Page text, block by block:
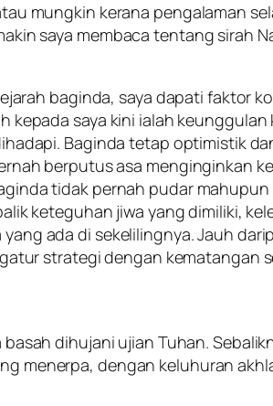
mungkin kerana pengalaman
saya membaca tentang sirah
baginda, saya dapati faktor
saya kini ialah keunggulan
Baginda tetap optimistik
berputus asa menginginkan
tidak pernah pudar
keteguhan jiwa yang dimiliki,
ada di sekelilingnya. Jauh
strategi dengan kematangan
dihujani ujian Tuhan.
menerpa, dengan keluhuran